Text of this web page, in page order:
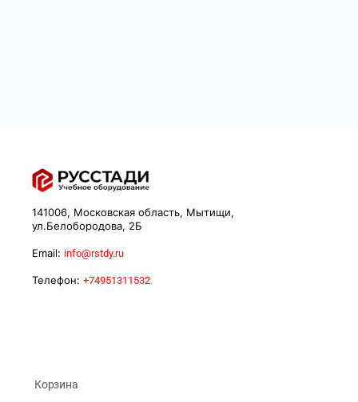
141006, Московская область, Мытищи,
ул.Белобородова, 2Б
Email: info@rstdy.ru
Телефон: +74951311532
Корзина